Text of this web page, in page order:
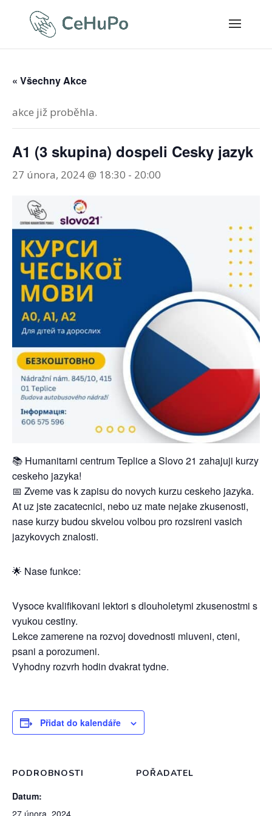
« Všechny Akce
akce již proběhla.
A1 (3 skupina) dospeli Cesky jazyk
27 února, 2024 @ 18:30 - 20:00
📚 Humanitarni centrum Teplice a Slovo 21 zahajuji kurzy
ceskeho jazyka!
📅 Zveme vas k zapisu do novych kurzu ceskeho jazyka.
At uz jste zacatecnici, nebo uz mate nejake zkusenosti,
nase kurzy budou skvelou volbou pro rozsireni vasich
jazykovych znalosti.
🌟 Nase funkce:
Vysoce kvalifikovani lektori s dlouholetymi zkusenostmi s
vyukou cestiny.
Lekce zamerene na rozvoj dovednosti mluveni, cteni,
psani a porozumeni.
Vyhodny rozvrh hodin dvakrat tydne.
Přidat do kalendáře
PODROBNOSTI
Datum:
27 února, 2024
POŘADATEL